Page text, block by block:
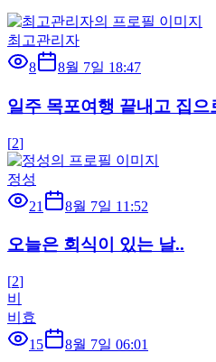
최고관리자
8
8월 7일 18:47
일주 목포여행 끝내고 집으
[2]
정성
21
8월 7일 11:52
오늘은 회식이 있는 날..
[2]
비
비효
15
8월 7일 06:01